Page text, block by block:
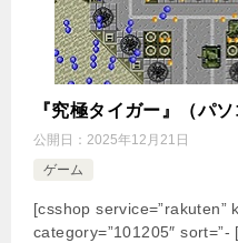
『究極タイガー』（パソ
公開日： 2025年12月21日
ゲーム
[csshop service=”rakuten”
category=”101205″